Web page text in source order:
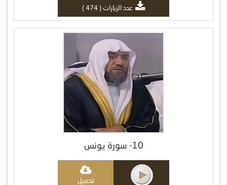
عدد الزيارات ( 474 )
10- سورة يونس
تحميل